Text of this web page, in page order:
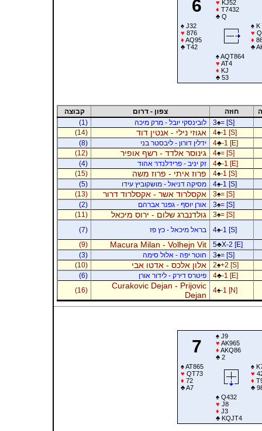
6 ♥ KJ52
♦ T7432
♣Q
♠J32
♥ 876
♦ AQ95
♣T42
♠K
♥
♦
♣
♠AQT864
♥ AT4
♦ KJ
♣53
חוזה צפון - דרום
קבוצה
3♠= [S] לובינסקי יובל - מרק מיכה
(1)
4♠-1 [S] אגוזי נילי - אנטין דוד
(14)
4♣-1 [E] ידלין דורון - ליבסטר בני
(8)
4♠= [S] גינוסר אלדד - רשף אופיר
(12)
4♣-1 [E] זק יניב - פרידלנדר אהוד
(4)
4♠-1 [S] פרוז איתי - פרוז משה
(15)
4♠-1 [S] מסיקה דניאל - מושקוביץ עידו
(5)
3♠= [S] אקסלרוד אשר - אקסלרוד דרור
(13)
3♠= [S] אורן יוסף - גפנר אברהם
(2)
3♠= [S] גולדנברג שלום - ירוס מיכאל
(11)
4♠-1 [S] בראל מיכאל - כץ פז
(7)
5♣X-2 [E]
Macura Milan - Volhejn Vit
(9)
3♠= [S] חוטר יפה - אלול סימה
(3)
2♠+2 [S] אלון אלכס - אדטו אבי
(10)
4♣-1 [E] פיטרס דירק - לידור אורן
(6)
4♠-1 [N]
Curakovic Dejan - Prijovic
Dejan
(16)
7
♠J9
♥ AK965
♦ AKQ86
♣2
♠AT865
♥ QT73
♦ 72
♣A7
♠
♥
♦
♣
♠Q432
♥ J8
♦ J3
♣KQJT4